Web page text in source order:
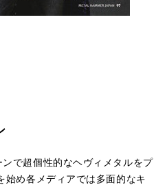
で超個性的なヘヴィメタルをプ
始め各メディアでは多面的なキ